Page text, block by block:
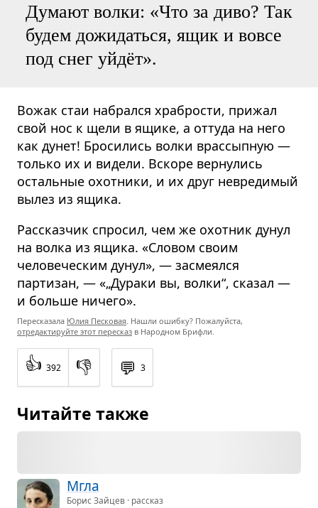
Думают волки: «Что за диво? Так
будем дожидаться, ящик и вовсе
под снег уйдёт».
Вожак стаи набрался храбрости, прижал
свой нос к щели в ящике, а оттуда на него
как дунет! Бросились волки врассыпную —
только их и видели. Вскоре вернулись
остальные охотники, и их друг невредимый
вылез из ящика.
Рассказчик спросил, чем же охотник дунул
на волка из ящика. «Словом своим
человеческим дунул», — засмеялся
партизан, — «„Дураки вы, волки“, сказал —
и больше ничего».
Пересказала Юлия Песковая . Нашли ошибку? Пожалуйста,
отредактируйте этот пересказ в Народном Брифли.
👍 392 👎 💬 3
Читайте также
Мгла
Борис Зайцев · рассказ